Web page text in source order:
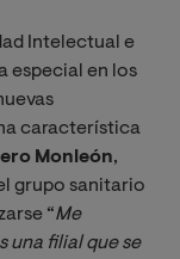
Intelectual e
especial en los
característica
Monleón,
grupo sanitario
“Me
una filial que se